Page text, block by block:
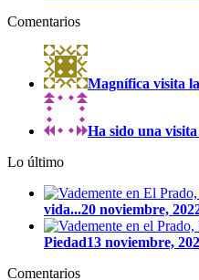
Comentarios
Magnífica visita
Ha sido una
Lo último
vida...20 noviembre,
Piedad13 noviembre,
Comentarios